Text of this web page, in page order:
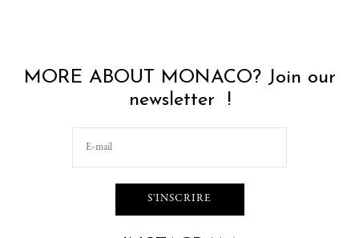
MORE ABOUT MONACO? Join our
newsletter !